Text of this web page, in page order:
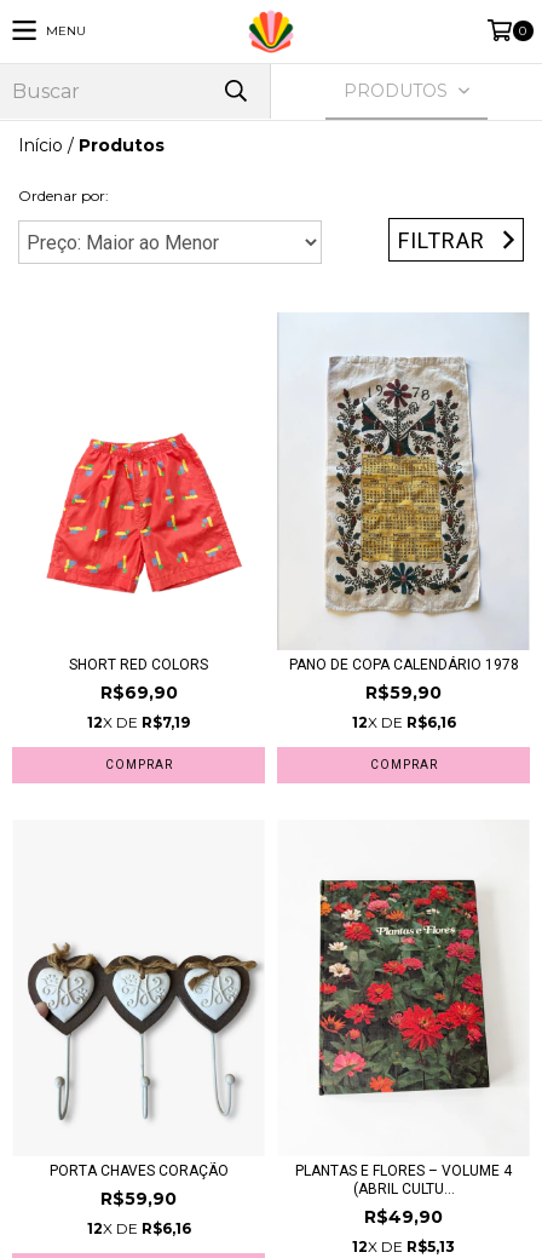
MENU 0
PRODUTOS
Início / Produtos
Ordenar por:
FILTRAR
SHORT RED COLORS
R$69,90
12X DE R$7,19
COMPRAR
PANO DE COPA CALENDÁRIO 1978
R$59,90
12X DE R$6,16
PORTA CHAVES CORAÇÃO
R$59,90
12X DE R$6,16
PLANTAS E FLORES – VOLUME 4
(ABRIL CULTU...
R$49,90
12X DE R$5,13